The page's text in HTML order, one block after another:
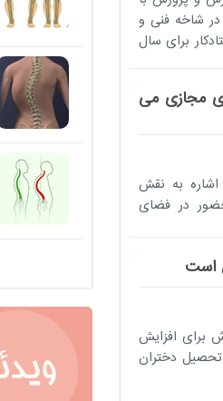
شاخه فنی و
و 600 هنرآموز و 20 هزار استادکار برای سال
مجازی می
به نقش
در فضای
است
برای افزایش
دختران